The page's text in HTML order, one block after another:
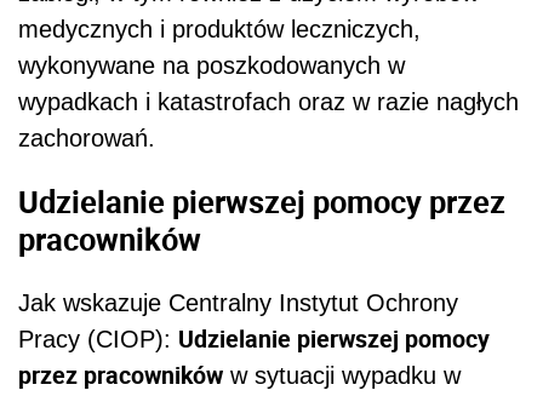
medycznych i produktów leczniczych,
wykonywane na poszkodowanych w
wypadkach i katastrofach oraz w razie nagłych
zachorowań.
Udzielanie pierwszej pomocy przez
pracowników
Jak wskazuje Centralny Instytut Ochrony
Pracy (CIOP): Udzielanie pierwszej pomocy
przez pracowników w sytuacji wypadku w